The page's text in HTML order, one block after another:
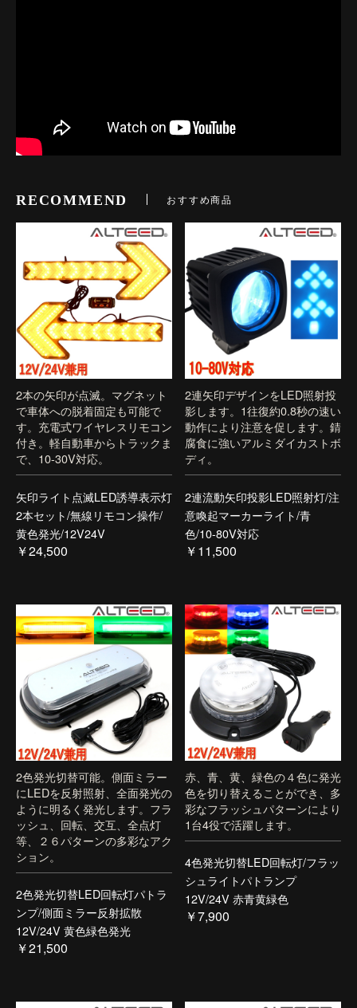
RECOMMEND おすすめ商品
2本の矢印が点滅。マグネット
で車体への脱着固定も可能で
す。充電式ワイヤレスリモコン
付き。軽自動車からトラックま
で、10-30V対応。
矢印ライト点滅LED誘導表示灯
2本セット/無線リモコン操作/
黄色発光/12V24V
￥24,500
2連矢印デザインをLED照射投
影します。1往復約0.8秒の速い
動作により注意を促します。錆
腐食に強いアルミダイカストボ
ディ。
2連流動矢印投影LED照射灯/注
意喚起マーカーライト/青
色/10-80V対応
￥11,500
2色発光切替可能。側面ミラー
にLEDを反射照射、全面発光の
ように明るく発光します。フラ
ッシュ、回転、交互、全点灯
等、２６パターンの多彩なアク
ション。
2色発光切替LED回転灯パトラ
ンプ/側面ミラー反射拡散
12V/24V 黄色緑色発光
￥21,500
赤、青、黄、緑色の４色に発光
色を切り替えることができ、多
彩なフラッシュパターンにより
1台4役で活躍します。
4色発光切替LED回転灯/フラッ
シュライトパトランプ
12V/24V 赤青黄緑色
￥7,900